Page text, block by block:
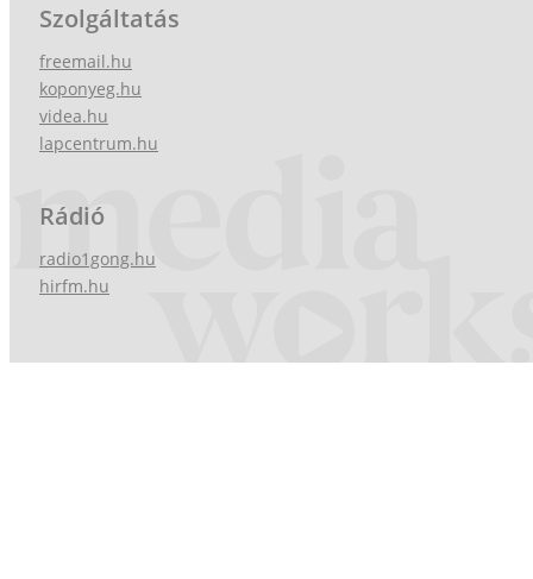
Szolgáltatás
freemail.hu
koponyeg.hu
videa.hu
lapcentrum.hu
Rádió
radio1gong.hu
hirfm.hu